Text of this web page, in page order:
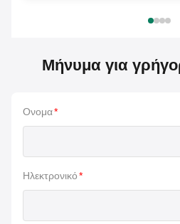
Μήνυμα για
Ονομα*
Ηλεκτρονικό*